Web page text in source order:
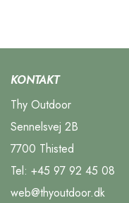
KONTAKT
Thy Outdoor
Sennelsvej 2B
7700 Thisted
Tel: +45 97 92 45 08
web@thyoutdoor.dk